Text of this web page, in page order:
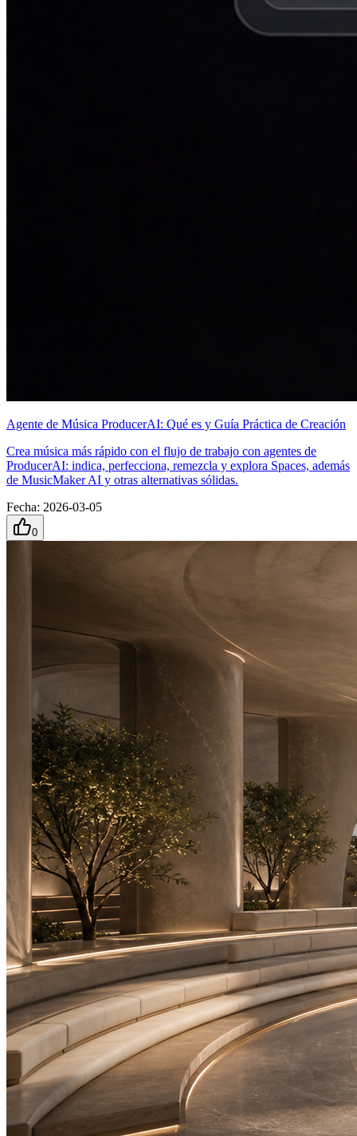
Agente de Música ProducerAI: Qué es y Guía Práctica de Creación
Crea música más rápido con el flujo de trabajo con agentes de
ProducerAI: indica, perfecciona, remezcla y explora Spaces, además
de MusicMaker AI y otras alternativas sólidas.
Fecha: 2026-03-05
0